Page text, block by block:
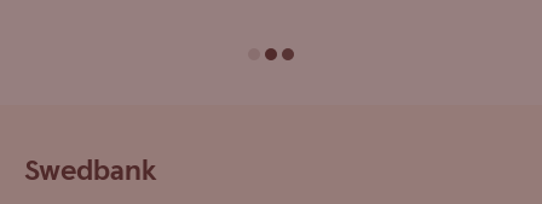
Swedbank